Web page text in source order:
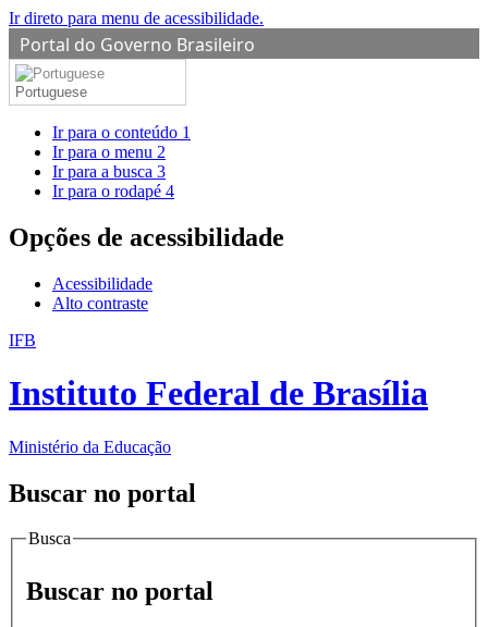
Ir direto para menu de acessibilidade.
Portal do Governo Brasileiro
Portuguese
Ir para o conteúdo 1
Ir para o menu 2
Ir para a busca 3
Ir para o rodapé 4
Opções de acessibilidade
Acessibilidade
Alto contraste
IFB
Instituto Federal de Brasília
Ministério da Educação
Buscar no portal
Busca
Buscar no portal